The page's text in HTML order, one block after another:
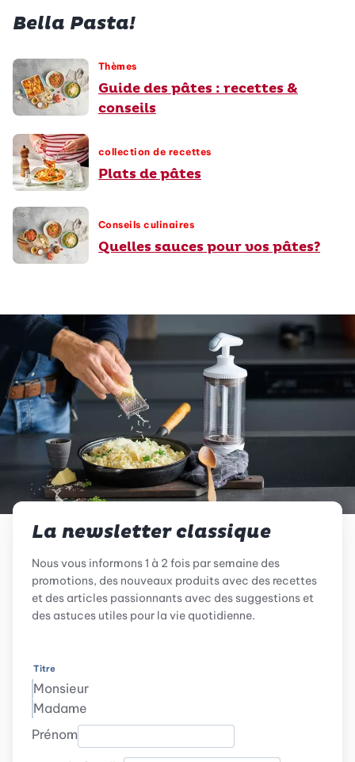
Bella Pasta!
Thèmes
Guide des pâtes : recettes &
conseils
collection de recettes
Plats de pâtes
Conseils culinaires
Quelles sauces pour vos pâtes?
La newsletter classique
Nous vous informons 1 à 2 fois par semaine des
promotions, des nouveaux produits avec des recettes
et des articles passionnants avec des suggestions et
des astuces utiles pour la vie quotidienne.
Titre
Monsieur
Madame
Prénom